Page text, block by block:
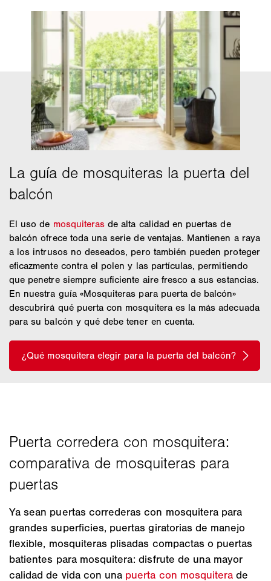
El uso de mosquiteras de alta calidad en puertas de
balcón ofrece toda una serie de ventajas. Mantienen a raya
a los intrusos no deseados, pero también pueden proteger
eficazmente contra el polen y las partículas, permitiendo
que penetre siempre suficiente aire fresco a sus estancias.
En nuestra guía «Mosquiteras para puerta de balcón»
descubrirá qué puerta con mosquitera es la más adecuada
para su balcón y qué debe tener en cuenta.
Ya sean puertas correderas con mosquitera para
grandes superficies, puertas giratorias de manejo
flexible, mosquiteras plisadas compactas o puertas
batientes para mosquitera: disfrute de una mayor
calidad de vida con una puerta con mosquitera de